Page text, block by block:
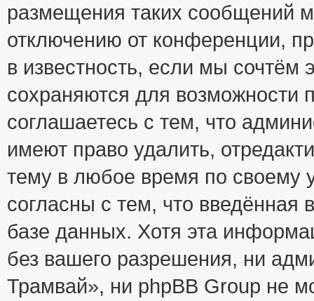
размещения таких сообщений
отключению от конференции,
в известность, если мы
сохраняются для возможности
соглашаетесь с тем, что
имеют право удалить,
тему в любое время по своему
согласны с тем, что
базе данных. Хотя эта
без вашего разрешения, ни
Трамвай», ни phpBB Group не